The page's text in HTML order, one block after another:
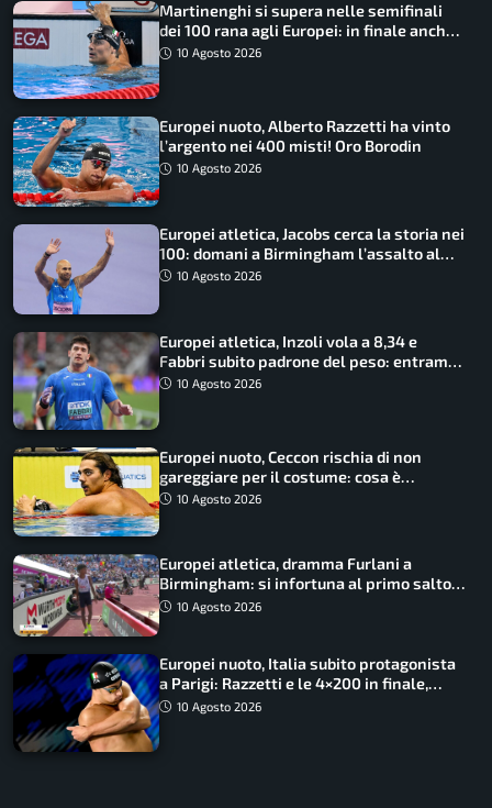
Martinenghi si supera nelle semifinali
dei 100 rana agli Europei: in finale anche
Cerasuolo
10 Agosto 2026
Europei nuoto, Alberto Razzetti ha vinto
l’argento nei 400 misti! Oro Borodin
10 Agosto 2026
Europei atletica, Jacobs cerca la storia nei
100: domani a Birmingham l’assalto al
terzo oro consecutivo
10 Agosto 2026
Europei atletica, Inzoli vola a 8,34 e
Fabbri subito padrone del peso: entrambi
in finale col miglior risultato
10 Agosto 2026
Europei nuoto, Ceccon rischia di non
gareggiare per il costume: cosa è
successo
10 Agosto 2026
Europei atletica, dramma Furlani a
Birmingham: si infortuna al primo salto
ed esce in carrozzina
10 Agosto 2026
Europei nuoto, Italia subito protagonista
a Parigi: Razzetti e le 4×200 in finale,
Quadarella domina gli 800
10 Agosto 2026